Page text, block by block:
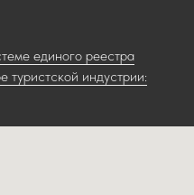
единого реестра
туристской индустрии: